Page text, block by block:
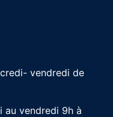
vendredi de
au vendredi 9h à